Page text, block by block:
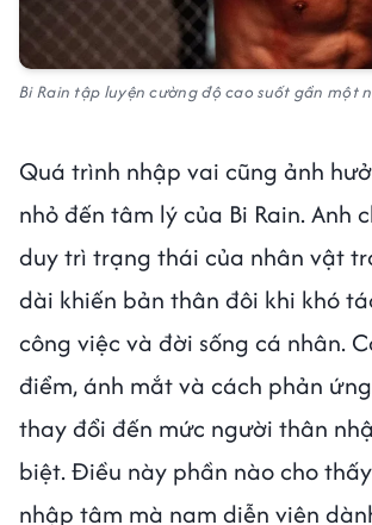
Bi Rain tập luyện cường độ cao suốt gần một
Quá trình nhập vai cũng ảnh
nhỏ đến tâm lý của Bi Rain. Anh
duy trì trạng thái của nhân vật
dài khiến bản thân đôi khi khó
công việc và đời sống cá nhân.
điểm, ánh mắt và cách phản
thay đổi đến mức người thân
biệt. Điều này phần nào cho
nhập tâm mà nam diễn viên